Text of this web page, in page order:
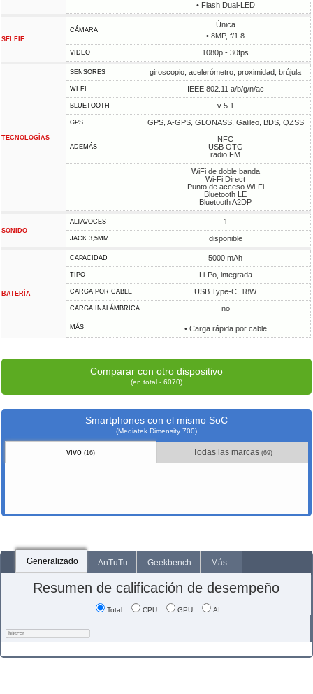
• Flash Dual-LED
SELFIE
CÁMARA
Única
• 8MP, f/1.8
VIDEO 1080p - 30fps
TECNOLOGÍAS
SENSORES giroscopio, acelerómetro, proximidad, brújula
WI-FI IEEE 802.11 a/b/g/n/ac
BLUETOOTH v 5.1
GPS GPS, A-GPS, GLONASS, Galileo, BDS, QZSS
ADEMÁS
NFC
USB OTG
radio FM
WiFi de doble banda
Wi-Fi Direct
Punto de acceso Wi-Fi
Bluetooth LE
Bluetooth A2DP
SONIDO
ALTAVOCES 1
JACK 3,5MM disponible
BATERÍA
CAPACIDAD 5000 mAh
TIPO Li-Po, integrada
CARGA POR CABLE USB Type-C, 18W
CARGA INALÁMBRICA no
MÁS • Carga rápida por cable
Comparar con otro dispositivo
(en total - 6070)
Smartphones con el mismo SoC
(Mediatek Dimensity 700)
vivo(16) Todas las marcas (69)
Generalizado AnTuTu Geekbench Más...
Resumen de calificación de desempeño
Total CPU GPU AI